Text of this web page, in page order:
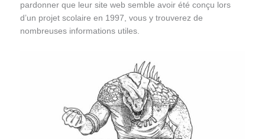
pardonner que leur site web semble avoir été conçu lors
d’un projet scolaire en 1997, vous y trouverez de
nombreuses informations utiles.